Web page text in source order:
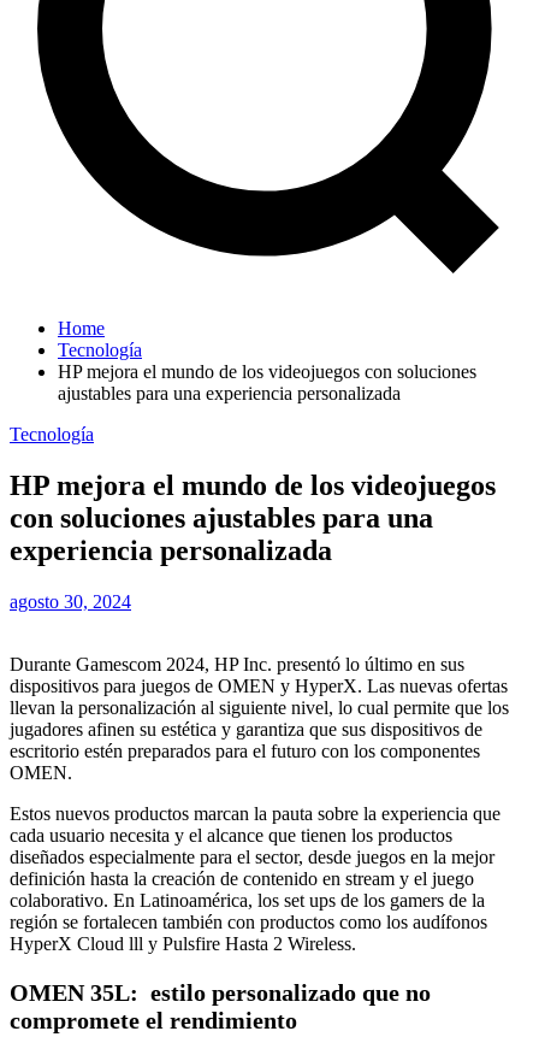
Home
Tecnología
HP mejora el mundo de los videojuegos con soluciones
ajustables para una experiencia personalizada
Tecnología
HP mejora el mundo de los videojuegos
con soluciones ajustables para una
experiencia personalizada
agosto 30, 2024
Durante Gamescom 2024, HP Inc. presentó lo último en sus
dispositivos para juegos de OMEN y HyperX. Las nuevas ofertas
llevan la personalización al siguiente nivel, lo cual permite que los
jugadores afinen su estética y garantiza que sus dispositivos de
escritorio estén preparados para el futuro con los componentes
OMEN.
Estos nuevos productos marcan la pauta sobre la experiencia que
cada usuario necesita y el alcance que tienen los productos
diseñados especialmente para el sector, desde juegos en la mejor
definición hasta la creación de contenido en stream y el juego
colaborativo. En Latinoamérica, los set ups de los gamers de la
región se fortalecen también con productos como los audífonos
HyperX Cloud lll y Pulsfire Hasta 2 Wireless.
OMEN 35L: estilo personalizado que no
compromete el rendimiento